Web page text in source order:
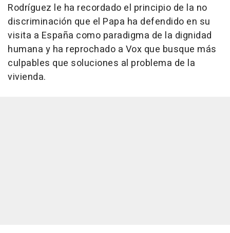
Rodríguez le ha recordado el principio de la no
discriminación que el Papa ha defendido en su
visita a España como paradigma de la dignidad
humana y ha reprochado a Vox que busque más
culpables que soluciones al problema de la
vivienda.